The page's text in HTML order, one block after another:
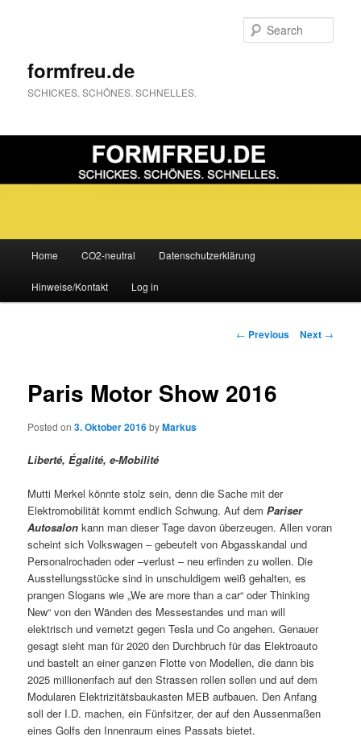
formfreu.de
SCHICKES. SCHÖNES. SCHNELLES.
Skip
to
Home CO2-neutral Datenschutzerklärung
Hinweise/Kontakt Log in
Post
← Previous Next →
Paris Motor Show 2016
Posted on3. Oktober 2016byMarkus
Liberté, Égalité, e-Mobilité
Mutti Merkel könnte stolz sein, denn die Sache mit der
Elektromobilität kommt endlich Schwung. Auf demPariser
Autosalon kann man dieser Tage davon überzeugen. Allen voran
scheint sich Volkswagen – gebeutelt von Abgasskandal und
Personalrochaden oder –verlust – neu erfinden zu wollen. Die
Ausstellungsstücke sind in unschuldigem weiß gehalten, es
prangen Slogans wie „We are more than a car“ oder Thinking
New“ von den Wänden des Messestandes und man will
elektrisch und vernetzt gegen Tesla und Co angehen. Genauer
gesagt sieht man für 2020 den Durchbruch für das Elektroauto
und bastelt an einer ganzen Flotte von Modellen, die dann bis
2025 millionenfach auf den Strassen rollen sollen und auf dem
Modularen Elektrizitätsbaukasten MEB aufbauen. Den Anfang
soll der I.D. machen, ein Fünfsitzer, der auf den Aussenmaßen
eines Golfs den Innenraum eines Passats bietet.